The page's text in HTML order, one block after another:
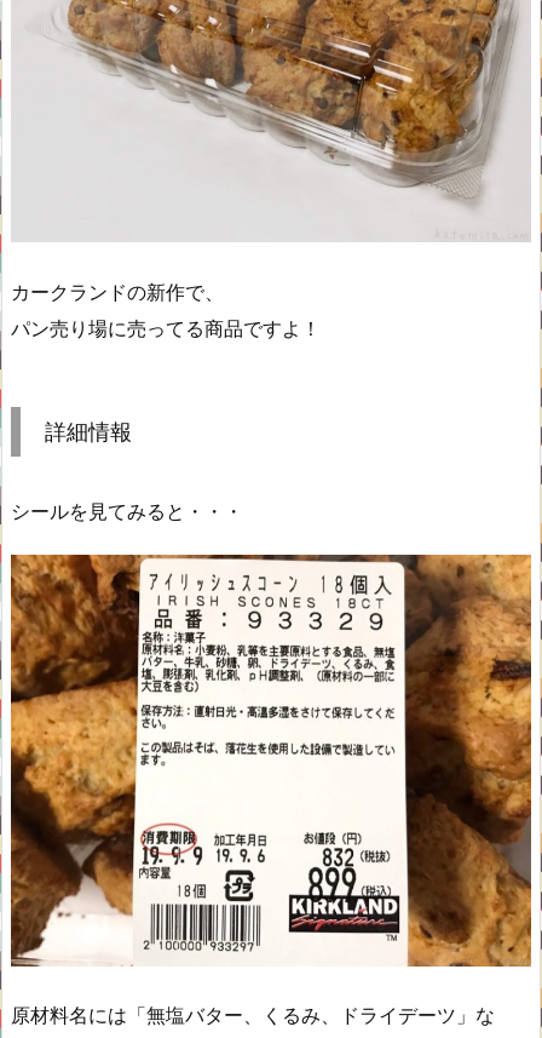
カークランドの新作で、
パン売り場に売ってる商品ですよ！
詳細情報
シールを見てみると・・・
原材料名には「無塩バター、くるみ、ドライデーツ」な